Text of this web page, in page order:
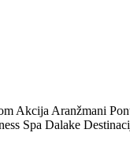
Akcija Aranžmani
Spa Dalake